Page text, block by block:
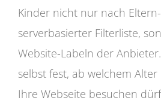
Kinder nicht nur nach
serverbasierter Filterliste,
Website-Labeln der
selbst fest, ab welchem
Ihre Webseite besuchen